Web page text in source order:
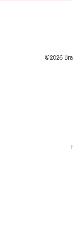
©2026